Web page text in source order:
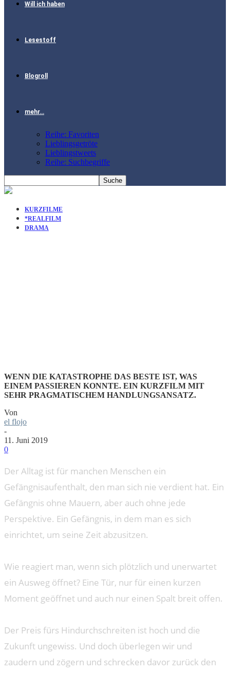
Will ich haben
Lesestoff
Blogroll
mehr…
Reihe: Favoriten
Lieblingsgetröte
Lieblingstweets
Reihe: Suchbegriffe
KURZFILME
*REALFILM
DRAMA
WENN DIE KATASTROPHE DAS BESTE IST, WAS
EINEM PASSIEREN KONNTE. EIN KURZFILM MIT
SEHR PRAGMATISCHEM HANDLUNGSANSATZ.
Von
el flojo
-
11. Juni 2019
0
Der Alltag ist für manchen Menschen ein
Gefängnisaufenthalt, den man sich nie verdient hat. Ein
Gefängnis ohne Mauern, aber auch ohne jede
Perspektive. Ein Gefängnis, in dem man es sich
einrichtet, um seine Zeit abzusitzen.
Wie reagiert man, wenn sich plötzlich und unerwartet
ein Ausweg öffnet? Eine Tür, nur für einen kurzen
Moment geöffnet und auch nur einen Spalt breit offen.
Der Preis fürs Hindurchschreiten ist hoch und die
Zukunft ungewiss. Und doch überlegen wir und
zaudern und zögern und schrecken davor zurück den